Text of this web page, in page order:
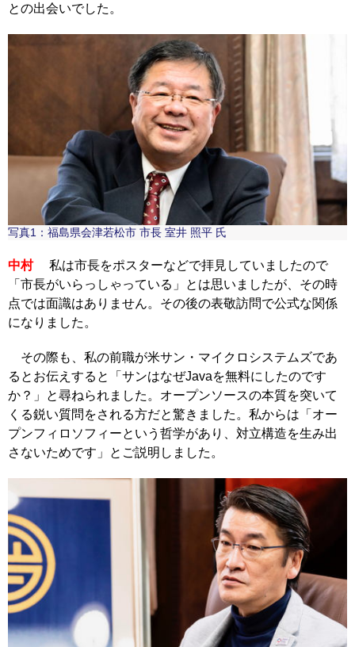
との出会いでした。
写真1：福島県会津若松市 市長 室井 照平 氏
中村
私は市長をポスターなどで拝見していましたので
「市長がいらっしゃっている」とは思いましたが、その時
点では面識はありません。その後の表敬訪問で公式な関係
になりました。
その際も、私の前職が米サン・マイクロシステムズであ
るとお伝えすると「サンはなぜJavaを無料にしたのです
か？」と尋ねられました。オープンソースの本質を突いて
くる鋭い質問をされる方だと驚きました。私からは「オー
プンフィロソフィーという哲学があり、対立構造を生み出
さないためです」とご説明しました。